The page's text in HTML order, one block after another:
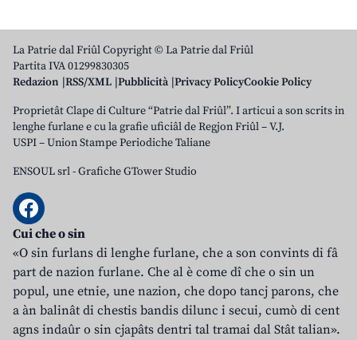
La Patrie dal Friûl Copyright © La Patrie dal Friûl
Partita IVA 01299830305
Redazion RSS/XML Pubblicità Privacy PolicyCookie Policy
Proprietât Clape di Culture “Patrie dal Friûl”. I articui a son scrits in
lenghe furlane e cu la grafie uficiâl de Regjon Friûl – V.J.
USPI – Union Stampe Periodiche Taliane
ENSOUL srl-Grafiche GTower Studio
Cui che o sin
«O sin furlans di lenghe furlane, che a son convints di fâ
part de nazion furlane. Che al è come dî che o sin un
popul, une etnie, une nazion, che dopo tancj parons, che
a àn balinât di chestis bandis dilunc i secui, cumò di cent
agns indaûr o sin cjapâts dentri tal tramai dal Stât talian».